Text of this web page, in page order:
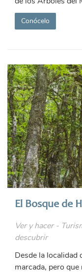
Conócelo
El Bosque de
Ver y hacer -
descubrir
Desde la localidad
marcada, pero